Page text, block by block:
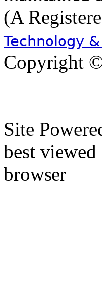
(A
Technology
Copyright ©
Site
best viewed
browser